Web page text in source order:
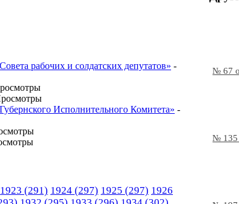
№ 67
№ 135
рабочих и солдатских депутатов» -
Исполнительного Комитета» -
1923 (291) 1924 (297) 1925 (297) 1926